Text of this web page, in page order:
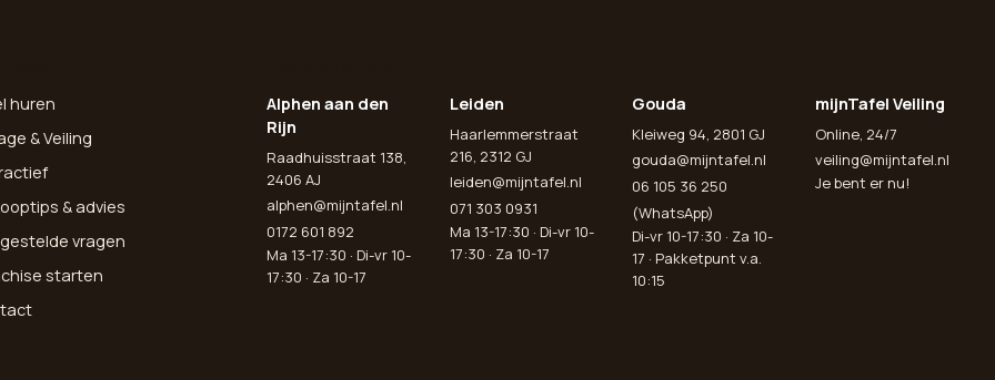
huren
& Veiling
& advies
vragen
starten
Alphen aan den
Rijn
Raadhuisstraat 138,
2406 AJ
alphen@mijntafel.nl
0172 601 892
Ma 13-17:30 · Di-vr 10-
17:30 · Za 10-17
Leiden
Haarlemmerstraat
216, 2312 GJ
leiden@mijntafel.nl
071 303 0931
Ma 13-17:30 · Di-vr 10-
17:30 · Za 10-17
Gouda
Kleiweg 94, 2801 GJ
gouda@mijntafel.nl
06 105 36 250
(WhatsApp)
Di-vr 10-17:30 · Za 10-
17 · Pakketpunt v.a.
10:15
mijnTafel Veiling
Online, 24/7
veiling@mijntafel.nl
Je bent er nu!